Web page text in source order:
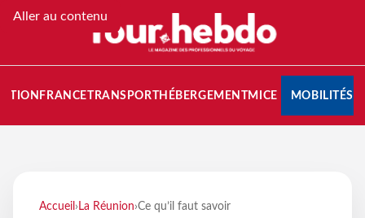
Aller au contenu
FRANCETRANSPORT HÉBERGEMENTMICE MOBILITÉS
Accueil › La Réunion›Ce qu’il faut savoir